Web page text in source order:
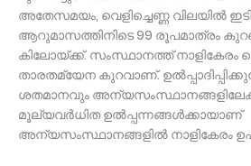
അതേസമയം, വെളിച്ചെണ്ണ വിലയില്‍
ആറുമാസത്തിനിടെ 99 രൂപമാത്രം
കിലോയ്ക്ക്. സംസ്ഥാനത്ത്
താരതമ്യേന കുറവാണ്.
ശതമാനവും
മൂല്യവര്‍ധിത ഉല്‍പ്പന്നങ്ങള്‍ക്കായാണ്
അന്യസംസ്ഥാനങ്ങളില്‍ നാളികേരം